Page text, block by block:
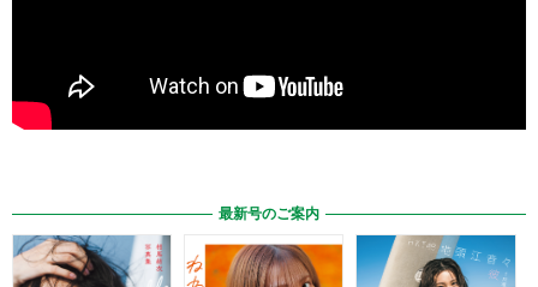
最新号のご案内